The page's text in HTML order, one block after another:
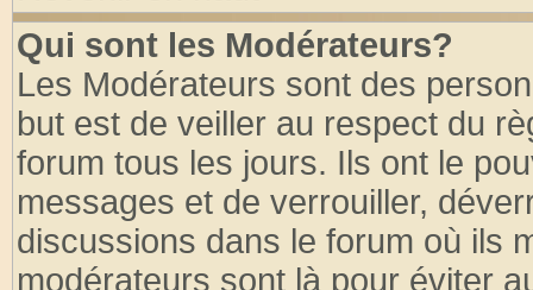
Qui sont les Modérateurs?
Les Modérateurs sont des
but est de veiller au respect du
forum tous les jours. Ils ont le
messages et de verrouiller,
discussions dans le forum où ils
modérateurs sont là pour éviter